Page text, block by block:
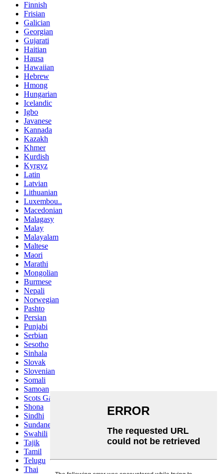
Finnish
Frisian
Galician
Georgian
Gujarati
Haitian
Hausa
Hawaiian
Hebrew
Hmong
Hungarian
Icelandic
Igbo
Javanese
Kannada
Kazakh
Khmer
Kurdish
Kyrgyz
Latin
Latvian
Lithuanian
Luxembou..
Macedonian
Malagasy
Malay
Malayalam
Maltese
Maori
Marathi
Mongolian
Burmese
Nepali
Norwegian
Pashto
Persian
Punjabi
Serbian
Sesotho
Sinhala
Slovak
Slovenian
Somali
Samoan
Scots Gaelic
Shona
Sindhi
Sundanese
Swahili
Tajik
Tamil
Telugu
Thai